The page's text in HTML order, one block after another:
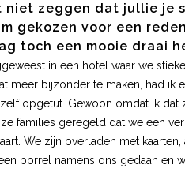
niet zeggen dat jullie je
gekozen voor een
toch een mooie draai
in een hotel waar we
meer bijzonder te maken, had
opgetut. Gewoon omdat ik
families geregeld dat we een
We zijn overladen met
borrel namens ons gedaan en